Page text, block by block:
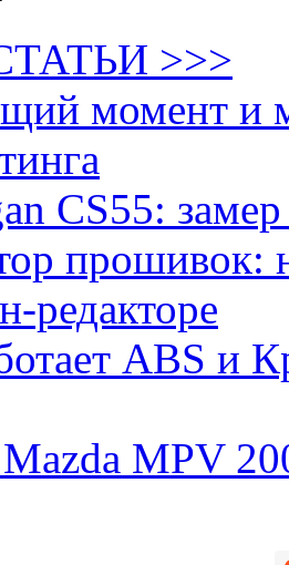
>>>
момент и
CS55:
прошивок:
редакторе
ABS и
MPV